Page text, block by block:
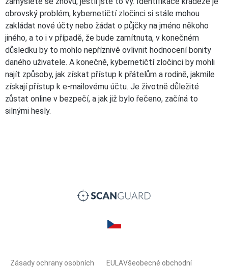
obrovský problém, kybernetičtí zločinci si stále mohou
zakládat nové účty nebo žádat o půjčky na jméno někoho
jiného, a to i v případě, že bude zamítnuta, v konečném
důsledku by to mohlo nepříznivě ovlivnit hodnocení bonity
daného uživatele. A konečně, kybernetičtí zločinci by mohli
najít způsoby, jak získat přístup k přátelům a rodině, jakmile
získají přístup k e-mailovému účtu. Je životně důležité
zůstat online v bezpečí, a jak již bylo řečeno, začíná to
silnými hesly.
Zásady ochrany osobních EULAVšeobecné obchodní